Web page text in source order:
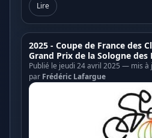
Lire
2025 - Coupe de France des
Grand Prix de la Sologne des
Publié le jeudi 24 avril 2025 — mis à
par Frédéric Lafargue